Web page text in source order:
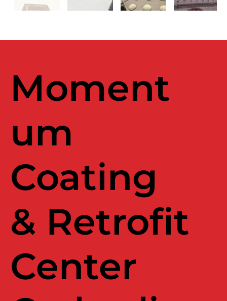
Moment
um
Coating
& Retrofit
Center